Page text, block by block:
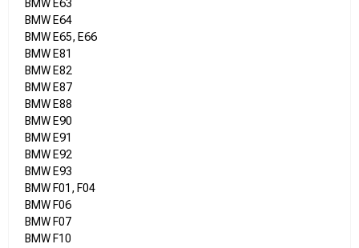
BMW E63
BMW E64
BMW E65, E66
BMW E81
BMW E82
BMW E87
BMW E88
BMW E90
BMW E91
BMW E92
BMW E93
BMW F01, F04
BMW F06
BMW F07
BMW F10